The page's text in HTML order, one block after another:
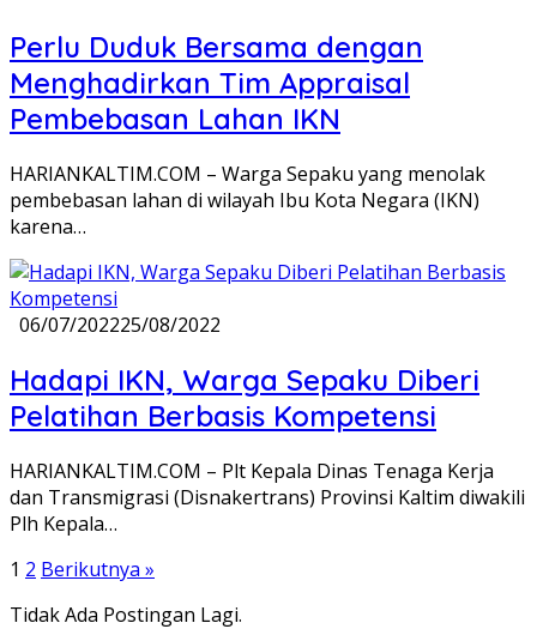
Perlu Duduk Bersama dengan
Menghadirkan Tim Appraisal
Pembebasan Lahan IKN
HARIANKALTIM.COM – Warga Sepaku yang menolak
pembebasan lahan di wilayah Ibu Kota Negara (IKN)
karena…
06/07/202225/08/2022
Hadapi IKN, Warga Sepaku Diberi
Pelatihan Berbasis Kompetensi
HARIANKALTIM.COM – Plt Kepala Dinas Tenaga Kerja
dan Transmigrasi (Disnakertrans) Provinsi Kaltim diwakili
Plh Kepala…
Paginasi
pos
1 2 Berikutnya »
Tidak Ada Postingan Lagi.